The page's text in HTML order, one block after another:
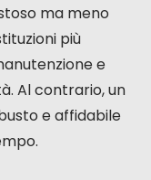
ma meno
più
e
Al contrario, un
e affidabile